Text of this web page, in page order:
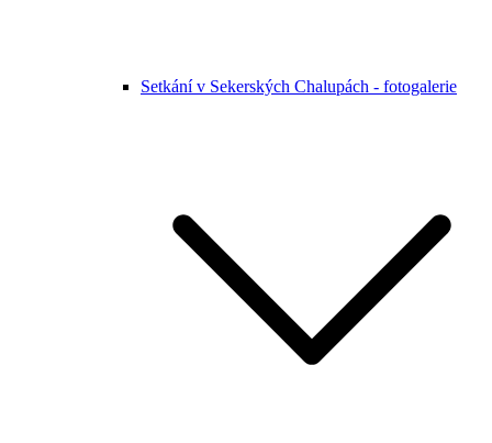
Setkání v Sekerských Chalupách - fotogalerie